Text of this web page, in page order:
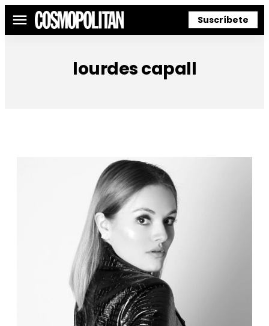
Menú Suscríbete
lourdes capall